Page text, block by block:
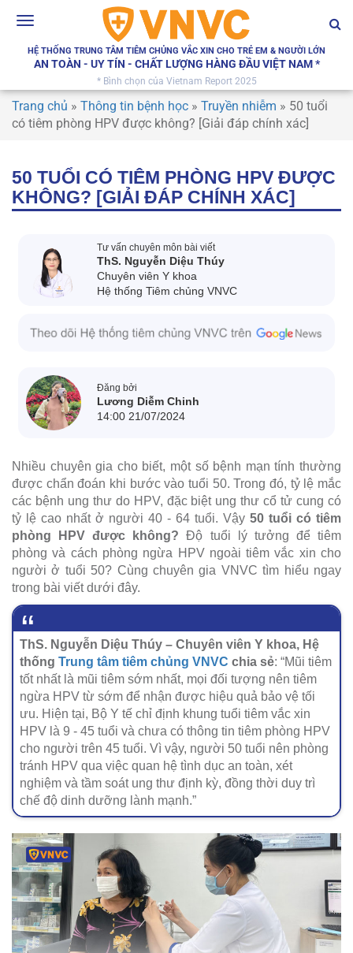
Toggle
HỆ THỐNG TRUNG TÂM TIÊM CHỦNG VẮC XIN CHO TRẺ EM & NGƯỜI LỚN
AN TOÀN - UY TÍN - CHẤT LƯỢNG HÀNG ĐẦU VIỆT NAM *
* Bình chọn của Vietnam Report 2025
Trang chủ » Thông tin bệnh học » Truyền nhiễm » 50 tuổi
có tiêm phòng HPV được không? [Giải đáp chính xác]
50 TUỔI CÓ TIÊM PHÒNG HPV ĐƯỢC
KHÔNG? [GIẢI ĐÁP CHÍNH XÁC]
Tư vấn chuyên môn bài viết
ThS. Nguyễn Diệu Thúy
Chuyên viên Y khoa
Hệ thống Tiêm chủng VNVC
Đăng bởi
Lương Diễm Chinh
14:00 21/07/2024
Nhiều chuyên gia cho biết, một số bệnh mạn tính thường
được chẩn đoán khi bước vào tuổi 50. Trong đó, tỷ lệ mắc
các bệnh ung thư do HPV, đặc biệt ung thư cổ tử cung có
tỷ lệ cao nhất ở người 40 - 64 tuổi. Vậy 50 tuổi có tiêm
phòng HPV được không? Độ tuổi lý tưởng để tiêm
phòng và cách phòng ngừa HPV ngoài tiêm vắc xin cho
người ở tuổi 50? Cùng chuyên gia VNVC tìm hiểu ngay
trong bài viết dưới đây.
ThS. Nguyễn Diệu Thúy – Chuyên viên Y khoa, Hệ
thống Trung tâm tiêm chủng VNVC chia sẻ: “Mũi tiêm
tốt nhất là mũi tiêm sớm nhất, mọi đối tượng nên tiêm
ngừa HPV từ sớm để nhận được hiệu quả bảo vệ tối
ưu. Hiện tại, Bộ Y tế chỉ định khung tuổi tiêm vắc xin
HPV là 9 - 45 tuổi và chưa có thông tin tiêm phòng HPV
cho người trên 45 tuổi. Vì vậy, người 50 tuổi nên phòng
tránh HPV qua việc quan hệ tình dục an toàn, xét
nghiệm và tầm soát ung thư định kỳ, đồng thời duy trì
chế độ dinh dưỡng lành mạnh.”